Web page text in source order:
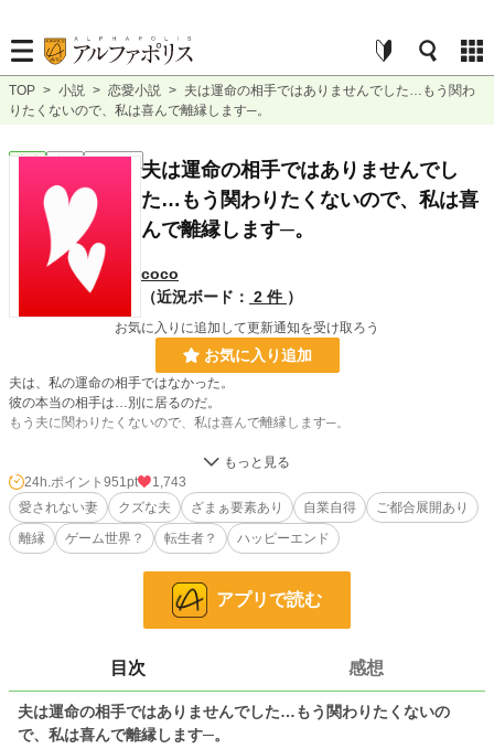
TOP > 小説 > 恋愛小説 > 夫は運命の相手ではありませんでした…もう関わ
りたくないので、私は喜んで離縁します─。
恋愛 完結 ｼｮｰﾄｼｮｰﾄ
夫は運命の相手ではありませんでし
た…もう関わりたくないので、私は喜
んで離縁します─。
coco
（近況ボード： 2 件 ）
お気に入りに追加して更新通知を受け取ろう
お気に入り追加
夫は、私の運命の相手ではなかった。
彼の本当の相手は…別に居るのだ。
もう夫に関わりたくないので、私は喜んで離縁します─。
1,473 位 / 229,000 件
恋愛 873 位 / 66,399 件
お気に入り 256
2022.09.10 07:30
初回公開日時 2022.09.10 07:30
初回完結日時 2022.09.10 07:30
24h.ポイント 951pt
1,743
愛されない妻
クズな夫 ざまぁ要素あり 自業自得
ご都合展開あり
離縁
ゲーム世界？ 転生者？ ハッピーエンド
アプリで読む
目次 感想
夫は運命の相手ではありませんでした…もう関わりたくないの
で、私は喜んで離縁します─。